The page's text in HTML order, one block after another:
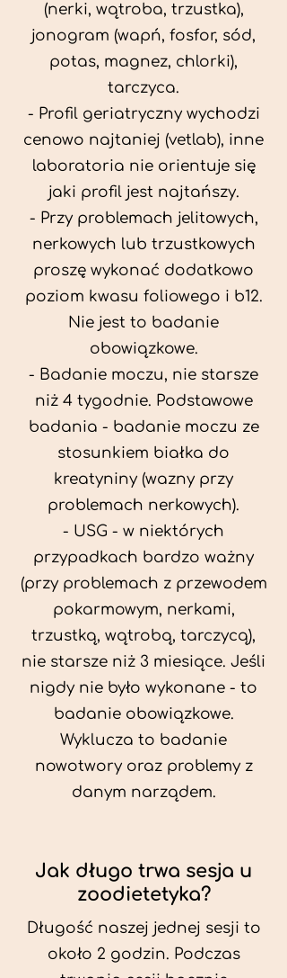
(nerki, wątroba, trzustka),
jonogram (wapń, fosfor, sód,
potas, magnez, chlorki),
tarczyca.
- Profil geriatryczny wychodzi
cenowo najtaniej (vetlab), inne
laboratoria nie orientuje się
jaki profil jest najtańszy.
- Przy problemach jelitowych,
nerkowych lub trzustkowych
proszę wykonać dodatkowo
poziom kwasu foliowego i b12.
Nie jest to badanie
obowiązkowe.
- Badanie moczu, nie starsze
niż 4 tygodnie. Podstawowe
badania - badanie moczu ze
stosunkiem białka do
kreatyniny (wazny przy
problemach nerkowych).
- USG - w niektórych
przypadkach bardzo ważny
(przy problemach z przewodem
pokarmowym, nerkami,
trzustką, wątrobą, tarczycą),
nie starsze niż 3 miesiące. Jeśli
nigdy nie było wykonane - to
badanie obowiązkowe.
Wyklucza to badanie
nowotwory oraz problemy z
danym narządem.
Jak długo trwa sesja u
zoodietetyka?
Długość naszej jednej sesji to
około 2 godzin. Podczas